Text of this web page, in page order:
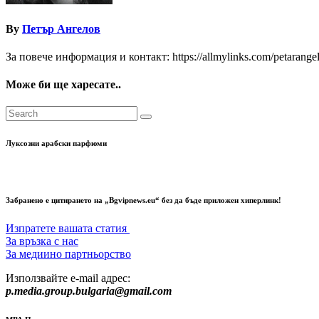
By Петър Ангелов
За повече информация и контакт: https://allmylinks.com/
Може би ще харесате..
Луксозни арабски парфюми
Забранено е цитирането на „Bgvipnews.eu“ без да бъде приложен хиперлинк!
Изпратете вашата статия
За връзка с нас
За медиино партньорство
Използвайте e-mail адрес:
p.media.group.bulgaria@gmail.com